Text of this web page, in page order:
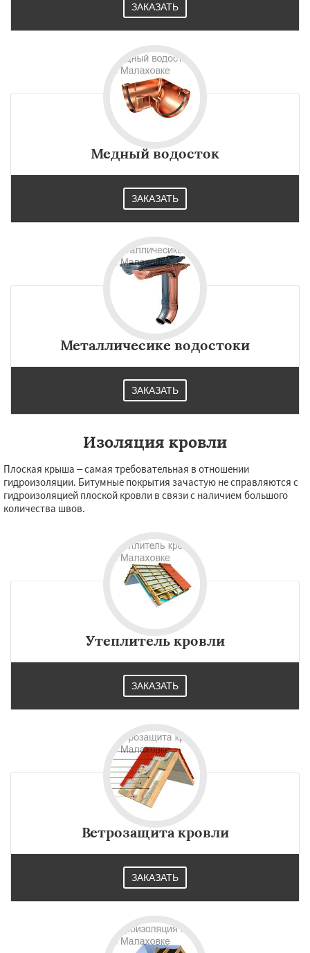
ЗАКАЗАТЬ
Медный водосток
ЗАКАЗАТЬ
Металличесике водостоки
ЗАКАЗАТЬ
Изоляция кровли
Плоская крыша – самая требовательная в отношении
гидроизоляции. Битумные покрытия зачастую не справляются с
гидроизоляцией плоской кровли в связи с наличием большого
количества швов.
Утеплитель кровли
ЗАКАЗАТЬ
Ветрозащита кровли
ЗАКАЗАТЬ